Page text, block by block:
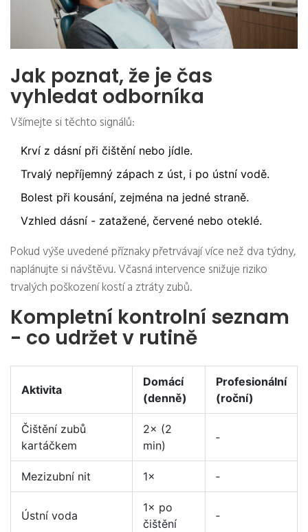
Jak poznat, že je čas
vyhledat odborníka
Všímejte si těchto signálů:
Krví z dásní při čištění nebo jídle.
Trvalý nepříjemný zápach z úst, i po ústní vodě.
Bolest při kousání, zejména na jedné straně.
Vzhled dásní - zatažené, červené nebo oteklé.
Pokud výše uvedené příznaky přetrvávají více než dva týdny,
naplánujte si návštěvu. Včasná intervence snižuje riziko
trvalých poškození kostí a ztráty zubů.
Kompletní kontrolní seznam
- co udržet v rutině
Aktivita
Domácí
(denně)
Profesionální
(roční)
Čištění zubů
kartáčkem
2× (2
min)
‑
Mezizubní nit 1× ‑
Ústní voda
1× po
čištění
‑